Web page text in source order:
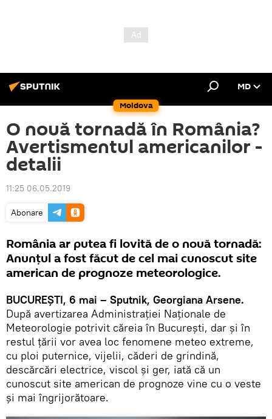
Moldova
MD
O nouă tornadă în România?
Avertismentul americanilor -
detalii
11:25 06.05.2019
Abonare
România ar putea fi lovită de o nouă tornadă:
Anunțul a fost făcut de cel mai cunoscut site
american de prognoze meteorologice.
BUCUREȘTI, 6 mai – Sputnik, Georgiana Arsene.
După avertizarea Administrației Naționale de
Meteorologie potrivit căreia în București, dar și în
restul țării vor avea loc fenomene meteo extreme,
cu ploi puternice, vijelii, căderi de grindină,
descărcări electrice, viscol și ger, iată că un
cunoscut site american de prognoze vine cu o veste
și mai îngrijorătoare.